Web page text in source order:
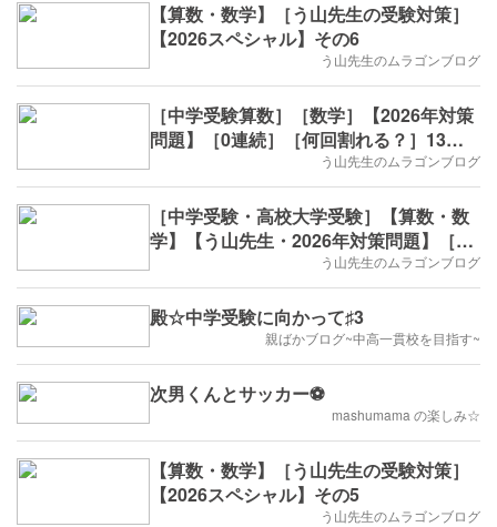
【算数・数学】［う山先生の受験対策］
【2026スペシャル】その6
う山先生のムラゴンブログ
［中学受験算数］［数学］【2026年対策
問題】［0連続］［何回割れる？］13回
う山先生のムラゴンブログ
［中学受験・高校大学受験］【算数・数
学】【う山先生・2026年対策問題】［印
う山先生のムラゴンブログ
殿☆中学受験に向かって♯3
親ばかブログ~中高一貫校を目指す~
次男くんとサッカー⚽️
mashumama の楽しみ☆
【算数・数学】［う山先生の受験対策］
【2026スペシャル】その5
う山先生のムラゴンブログ